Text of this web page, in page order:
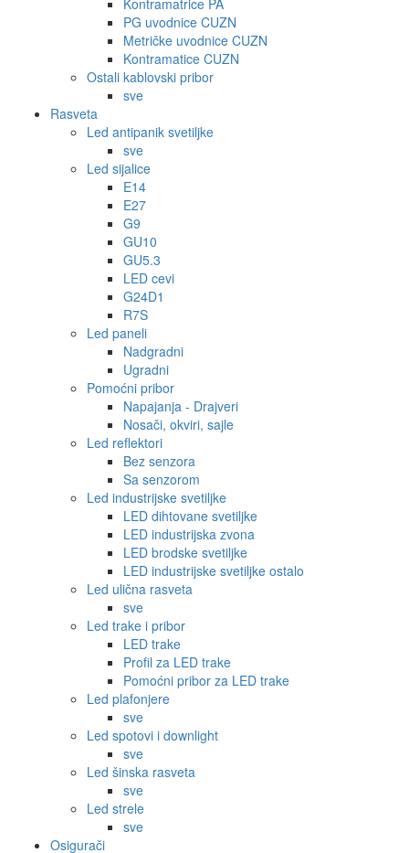
Kontramatrice PA
PG uvodnice CUZN
Metričke uvodnice CUZN
Kontramatice CUZN
Ostali kablovski pribor
sve
Rasveta
Led antipanik svetiljke
sve
Led sijalice
E14
E27
G9
GU10
GU5.3
LED cevi
G24D1
R7S
Led paneli
Nadgradni
Ugradni
Pomoćni pribor
Napajanja - Drajveri
Nosači, okviri, sajle
Led reflektori
Bez senzora
Sa senzorom
Led industrijske svetiljke
LED dihtovane svetiljke
LED industrijska zvona
LED brodske svetiljke
LED industrijske svetiljke ostalo
Led ulična rasveta
sve
Led trake i pribor
LED trake
Profil za LED trake
Pomoćni pribor za LED trake
Led plafonjere
sve
Led spotovi i downlight
sve
Led šinska rasveta
sve
Led strele
sve
Osigurači